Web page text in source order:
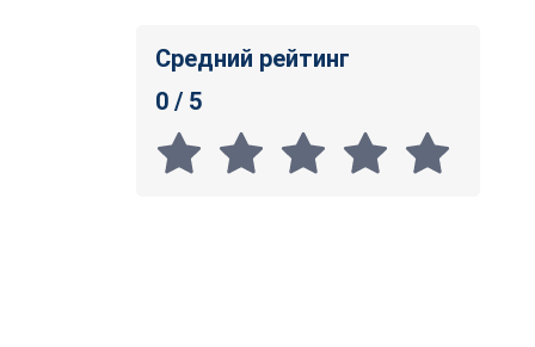
Средний рейтинг
0 / 5